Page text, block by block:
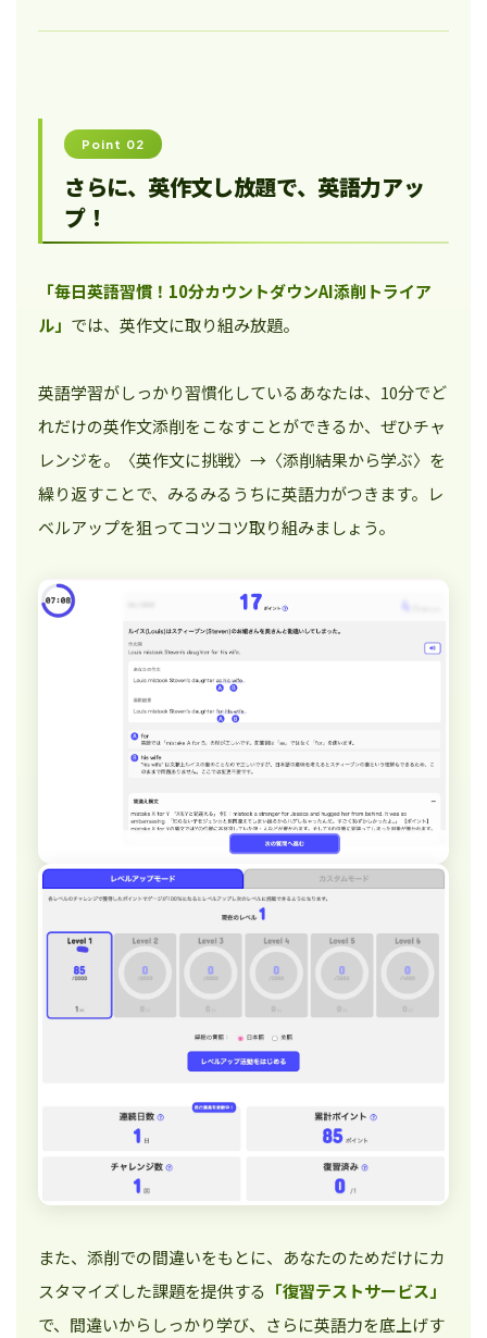
Point 02
さらに、英作文し放題で、英語力アッ
プ！
「毎日英語習慣！10分カウントダウンAI添削トライア
ル」 では、英作文に取り組み放題。
英語学習がしっかり習慣化しているあなたは、10分でど
れだけの英作文添削をこなすことができるか、ぜひチャ
レンジを。〈英作文に挑戦〉→〈添削結果から学ぶ〉を
繰り返すことで、みるみるうちに英語力がつきます。レ
ベルアップを狙ってコツコツ取り組みましょう。
また、添削での間違いをもとに、あなたのためだけにカ
スタマイズした課題を提供する 「復習テストサービス」
で、間違いからしっかり学び、さらに英語力を底上げす